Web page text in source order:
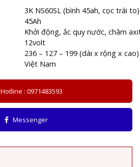
3K NS60SL (bình 45ah, cọc trái to)
45Ah
Khởi động, ắc quy nước, châm
12volt
236 – 127 – 199 (dài x rộng x cao)
Việt Nam
Hotline : 0971483593
Messenger